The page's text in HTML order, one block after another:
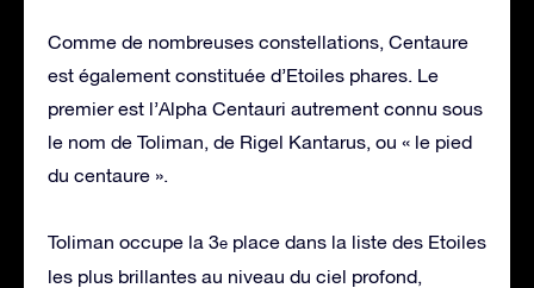
Comme de nombreuses constellations, Centaure
est également constituée d’Etoiles phares. Le
premier est l’Alpha Centauri autrement connu sous
le nom de Toliman, de Rigel Kantarus, ou « le pied
du centaure ».
Toliman occupe la 3e place dans la liste des Etoiles
les plus brillantes au niveau du ciel profond,